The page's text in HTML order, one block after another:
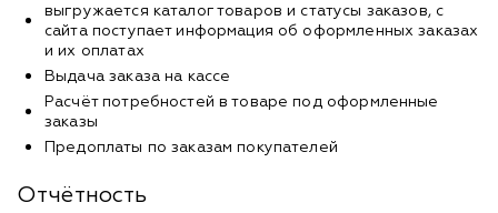
выгружается каталог товаров и статусы заказов, с
сайта поступает информация об оформленных заказах
и их оплатах
Выдача заказа на кассе
Расчёт потребностей в товаре под оформленные
заказы
Предоплаты по заказам покупателей
Отчётность